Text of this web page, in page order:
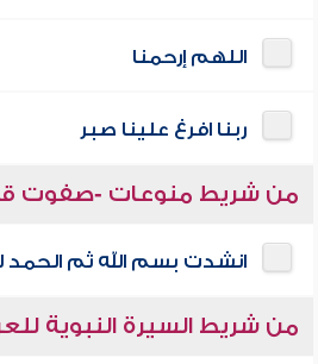
اللهم إرحمنا
ربنا افرغ علينا صبر
من شريط منوعات -صفوت
انشدت بسم الله ثم الحمد
من شريط السيرة النبوية